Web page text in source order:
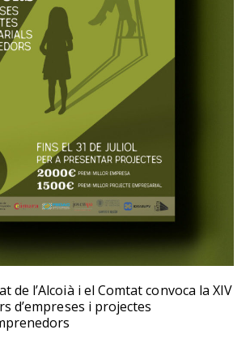
de l’Alcoià i el Comtat convoca la XIV
d’empreses i projectes